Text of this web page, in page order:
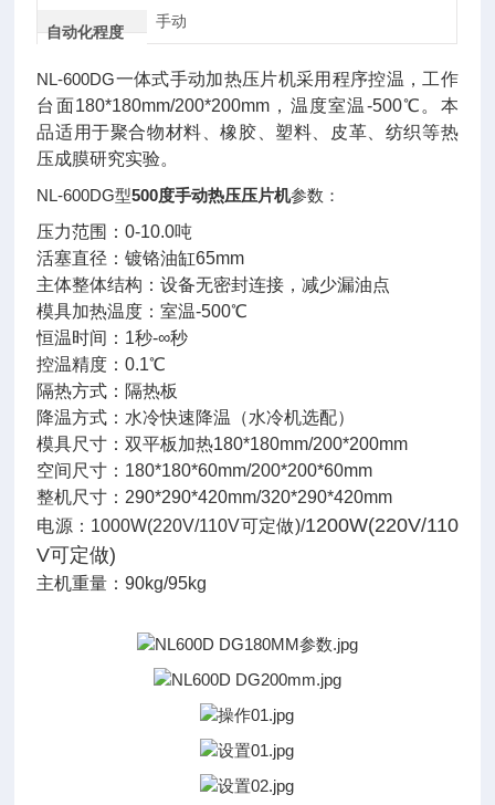
自动化程度
手动
NL-600DG一体式手动加热压片机采用程序控温，工作
台面180*180mm/200*200mm，温度室温-500℃。本
品适用于聚合物材料、橡胶、塑料、皮革、纺织等热
压成膜研究实验。
NL-600DG型500度手动热压压片机参数：
压力范围：0-10.0吨
活塞直径：镀铬油缸65mm
主体整体结构：设备无密封连接，减少漏油点
模具加热温度：室温-500℃
恒温时间：1秒-∞秒
控温精度：0.1℃
隔热方式：隔热板
降温方式：水冷快速降温（水冷机选配）
模具尺寸：双平板加热180*180mm/200*200mm
空间尺寸：180*180*60mm/200*200*60mm
整机尺寸：290*290*420mm/320*290*420mm
电源：1000W(220V/110V可定做)/1200W(220V/110
V可定做)
主机重量：90kg/95kg